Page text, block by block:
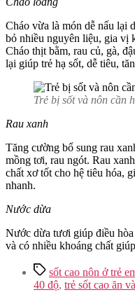
Cháo vừa là món dễ nấu lại
bỏ nhiều nguyên liệu, gia vị
Cháo thịt bằm, rau củ, gà,
lại giúp trẻ hạ sốt, dễ tiêu,
Trẻ bị sốt và nôn cần
Rau xanh
Tăng cường bổ sung rau
mồng tơi, rau ngót. Rau
chất xơ tốt cho hệ tiêu hóa,
nhanh.
Nước dừa
Nước dừa tươi giúp điều
và có nhiều khoáng chất
Tagssốt cao nôn ở trẻ
40 độ, trẻ sốt cao ăn